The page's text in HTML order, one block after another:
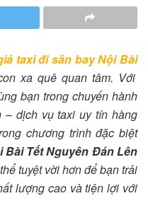
taxi đi sân bay Nội Bài
xa quê quan tâm. Với
bạn trong chuyến hành
– dịch vụ taxi uy tín hàng
chương trình đặc biệt
Bài Tết Nguyên Đán Lên
tuyệt vời hơn để bạn trải
lượng cao và tiện lợi với